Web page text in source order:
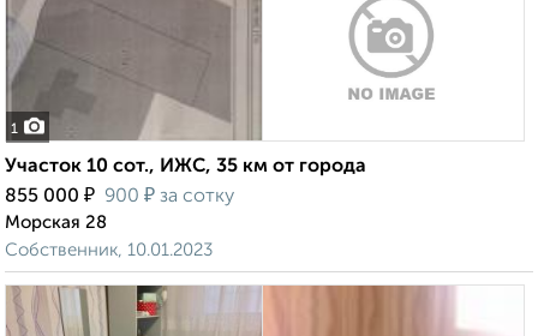
1
Участок 10 сот., ИЖС, 35 км от города
855 000 ₽ 900 ₽ за сотку
Морская 28
Собственник, 10.01.2023